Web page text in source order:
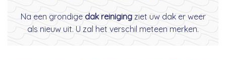
Na een grondige dak reinigingziet uw dak er weer
als nieuw uit. U zal het verschil meteen merken.